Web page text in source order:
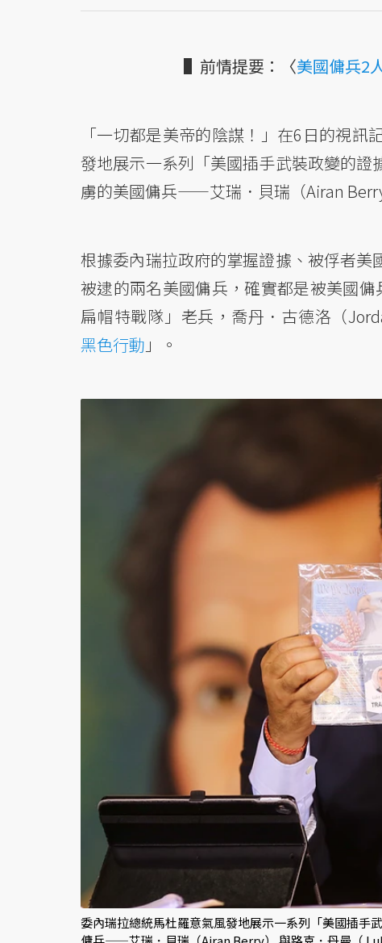
▌前情提要：〈美國傭兵2
「一切都是美帝的陰謀！」在6日的視
發地展示一系列「美國插手武裝政變的
虜的美國傭兵——艾瑞．貝瑞（Airan
根據委內瑞拉政府的掌握證據、被俘者美
被逮的兩名美國傭兵，確實都是被美國
扁帽特戰隊」老兵，喬丹．古德洛（
黑色行動 」。
委內瑞拉總統馬杜羅意氣風發地展示一系列「美國插手